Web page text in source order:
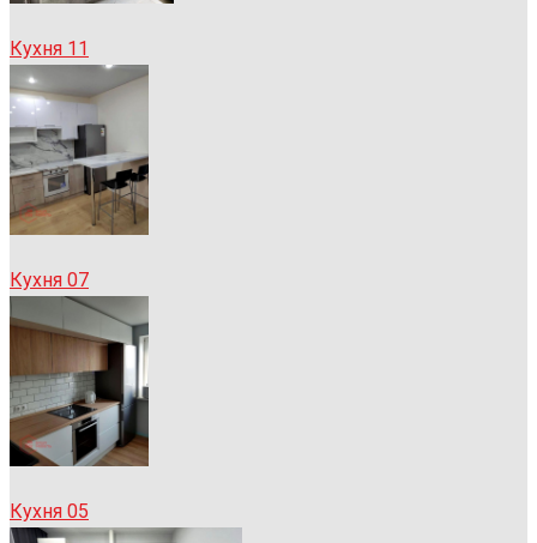
Кухня 11
Кухня 07
Кухня 05